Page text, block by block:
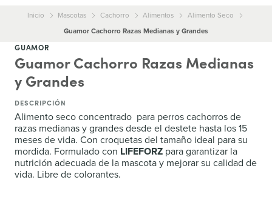
Inicio Mascotas Cachorro Alimentos
Alimento Seco
Guamor Cachorro Razas Medianas y Grandes
GUAMOR
Guamor Cachorro Razas Medianas
y Grandes
DESCRIPCIÓN
Alimento seco concentrado para perros cachorros de
razas medianas y grandes desde el destete hasta los 15
meses de vida. Con croquetas del tamaño ideal para su
mordida. Formulado con LIFEFORZ para garantizar la
nutrición adecuada de la mascota y mejorar su calidad de
vida. Libre de colorantes.